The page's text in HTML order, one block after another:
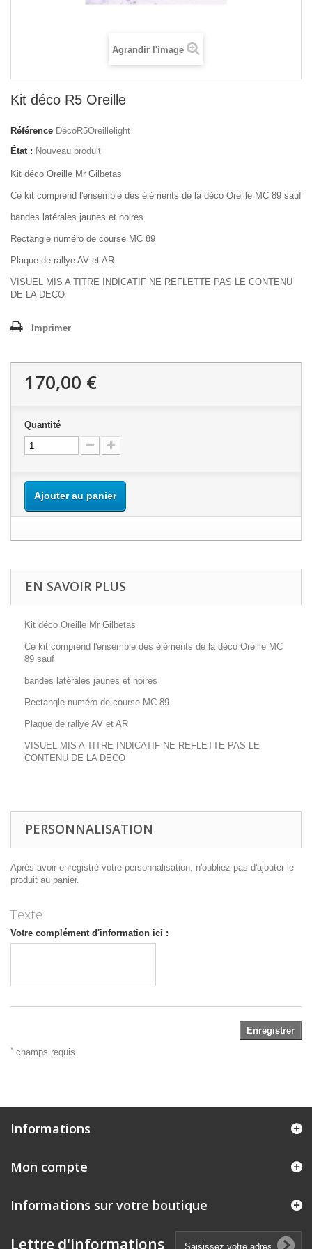
Agrandir l'image
Kit déco R5 Oreille
Référence DécoR5Oreillelight
État : Nouveau produit
Kit déco Oreille Mr Gilbetas
Ce kit comprend l'ensemble des éléments de la déco Oreille MC 89 sauf
bandes latérales jaunes et noires
Rectangle numéro de course MC 89
Plaque de rallye AV et AR
VISUEL MIS A TITRE INDICATIF NE REFLETTE PAS LE CONTENU
DE LA DECO
Imprimer
170,00 €
Quantité
Ajouter au panier
EN SAVOIR PLUS
Kit déco Oreille Mr Gilbetas
Ce kit comprend l'ensemble des éléments de la déco Oreille MC
89 sauf
bandes latérales jaunes et noires
Rectangle numéro de course MC 89
Plaque de rallye AV et AR
VISUEL MIS A TITRE INDICATIF NE REFLETTE PAS LE
CONTENU DE LA DECO
PERSONNALISATION
Après avoir enregistré votre personnalisation, n'oubliez pas d'ajouter le
produit au panier.
Texte
Votre complément d'information ici :
Enregistrer
* champs requis
Informations
Mon compte
Informations sur votre boutique
Lettre d'informations